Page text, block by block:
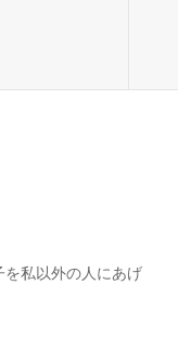
を私以外の人にあげ